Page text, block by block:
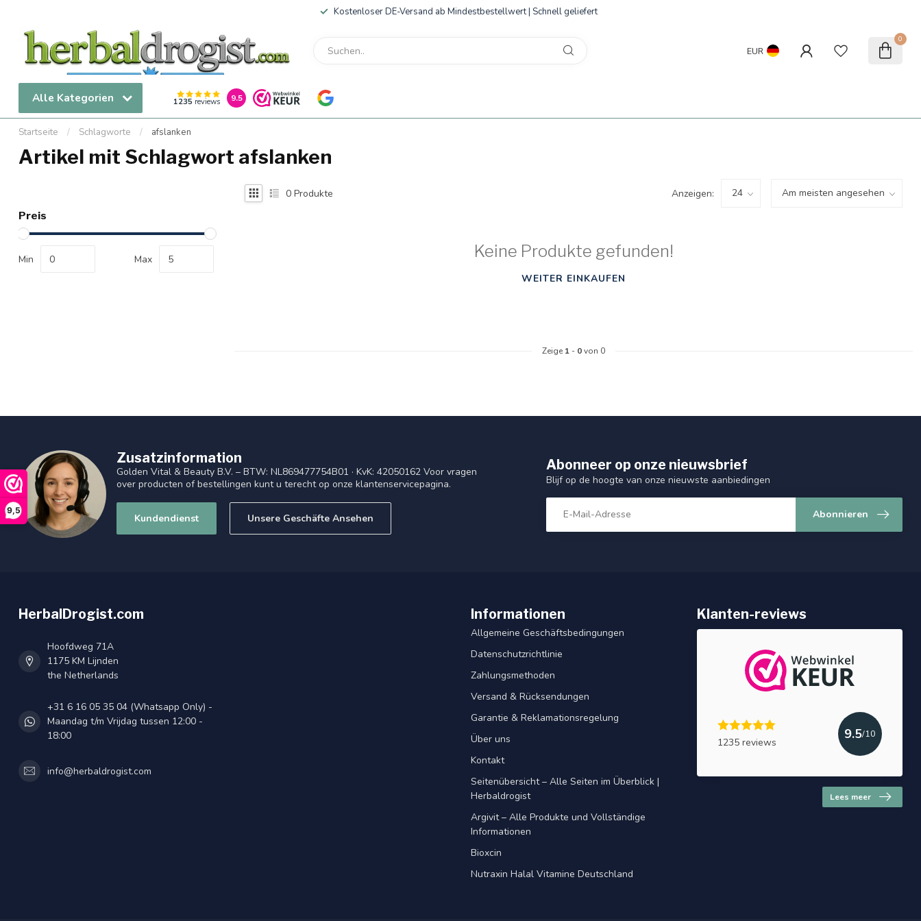
9,5
Kostenloser DE-Versand ab Mindestbestellwert | Schnell geliefert
EUR
0
Alle Kategorien 1235 reviews 9.5
Startseite / Schlagworte / afslanken
Artikel mit Schlagwort afslanken
Preis
Min Max
0 Produkte Anzeigen:
Keine Produkte gefunden!
WEITER EINKAUFEN
Zeige 1 - 0von 0
Zusatzinformation
Golden Vital & Beauty B.V. – BTW: NL869477754B01 · KvK: 42050162 Voor vragen
over producten of bestellingen kunt u terecht op onze klantenservicepagina.
Kundendienst Unsere Geschäfte Ansehen
Abonneer op onze nieuwsbrief
Blijf op de hoogte van onze nieuwste aanbiedingen
Abonnieren
HerbalDrogist.com
Hoofdweg 71A
1175 KM Lijnden
the Netherlands
+31 6 16 05 35 04 (Whatsapp Only) -
Maandag t/m Vrijdag tussen 12:00 -
18:00
info@herbaldrogist.com
Informationen
Allgemeine Geschäftsbedingungen
Datenschutzrichtlinie
Zahlungsmethoden
Versand & Rücksendungen
Garantie & Reklamationsregelung
Über uns
Kontakt
Seitenübersicht – Alle Seiten im Überblick |
Herbaldrogist
Argivit – Alle Produkte und Vollständige
Informationen
Bioxcin
Nutraxin Halal Vitamine Deutschland
Klanten-reviews
1235 reviews
9.5/10
Lees meer